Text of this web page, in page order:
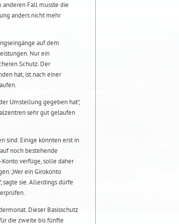
Fall musste die
anders nicht mehr
auf dem
Nur ein
Schutz. Der
hat, ist nach einer
Umstellung gegeben hat“,
sehr gut gelaufen
sind. Einige könnten erst in
noch bestehende
verfüge, solle daher
„Wer ein Girokonto
sagte sie. Allerdings dürfe
Dieser Basisschutz
die zweite bis fünfte